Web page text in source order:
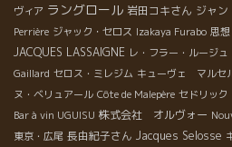
ヴィア ラングロール 岩田コキさん ジャン
Perrière ジャック・セロス Izakaya Furabo 思想
JACQUES LASSAIGNE レ・フラー・ルージュ
Gaillard セロス・ミレジム キューヴェ マルセ
ヌ・ベリュアール Côte de Malepère セドリック
Bar à vin UGUISU 株式会社 オルヴォー
東京・広尾 長由紀子さん Jacques Selosse